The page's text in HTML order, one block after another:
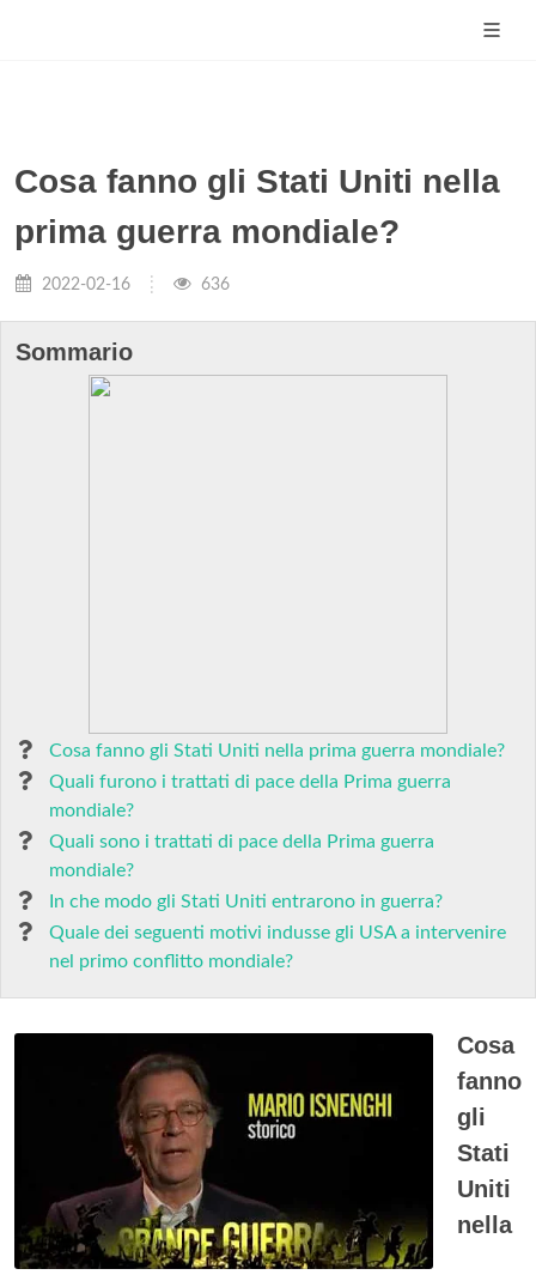
Cosa fanno gli Stati Uniti nella
prima guerra mondiale?
2022-02-16 636
Sommario
Cosa fanno gli Stati Uniti nella prima guerra mondiale?
Quali furono i trattati di pace della Prima guerra
mondiale?
Quali sono i trattati di pace della Prima guerra
mondiale?
In che modo gli Stati Uniti entrarono in guerra?
Quale dei seguenti motivi indusse gli USA a intervenire
nel primo conflitto mondiale?
Cosa
fanno
gli
Stati
Uniti
nella